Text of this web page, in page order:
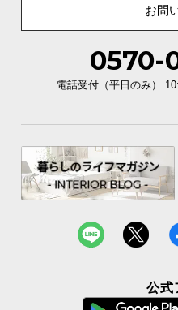
お問
0570-
電話受付（平日のみ）
公式